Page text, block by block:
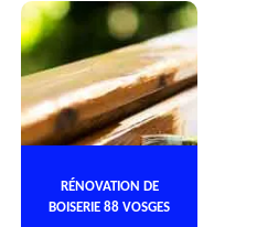
RÉNOVATION DE
BOISERIE 88 VOSGES